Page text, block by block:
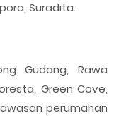
Suradita.
Gudang, Rawa
Green Cove,
perumahan